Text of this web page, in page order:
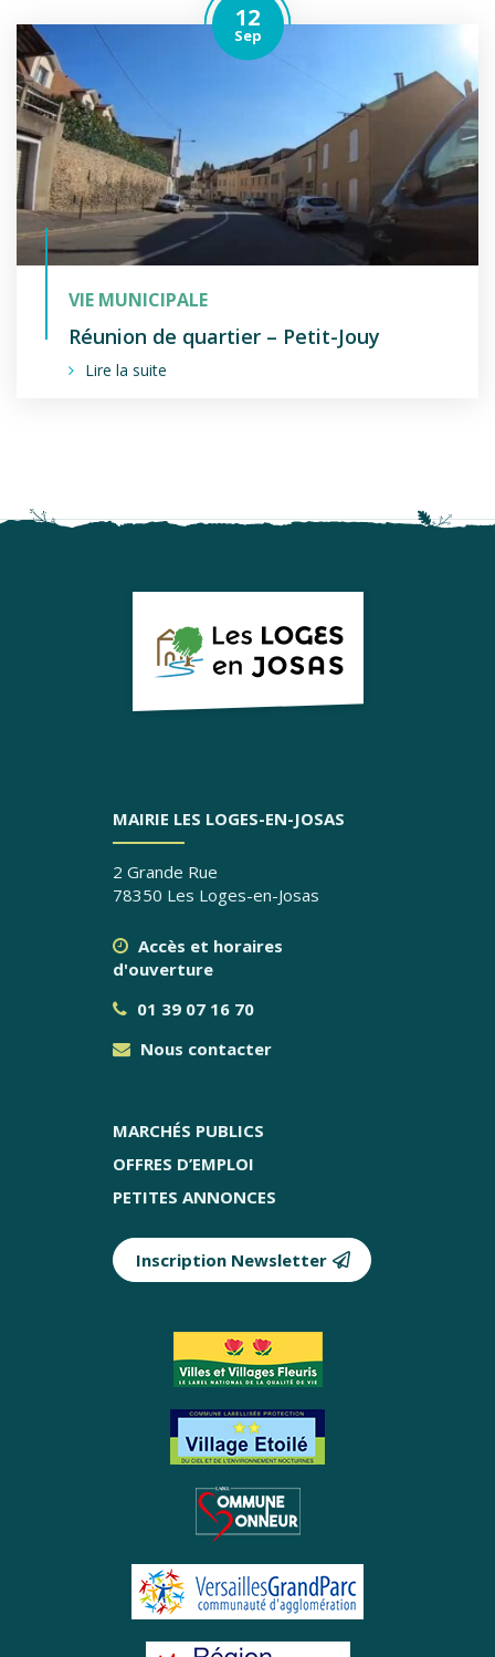
Le
12
Septembre
VIE MUNICIPALE
Réunion de quartier – Petit-Jouy
Lire la suite
MAIRIE LES LOGES-EN-JOSAS
2 Grande Rue
78350 Les Loges-en-Josas
Accès et horaires
d'ouverture
01 39 07 16 70
Nous contacter
MARCHÉS PUBLICS
OFFRES D’EMPLOI
PETITES ANNONCES
Inscription Newsletter
Partenaires